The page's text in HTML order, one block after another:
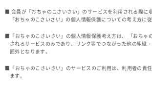
■ 会員が「おちゃのこさいさい」のサービスを利用される際に
「おちゃのこさいさい」の個人情報保護についての考え方に
■「おちゃのこさいさい」の個人情報保護考え方は、 「おちゃ
されるサービスのみであり、リンク等でつながった他の組織
囲外となります。
■「おちゃのこさいさい」のサービスのご利用は、利用者の責
ます。